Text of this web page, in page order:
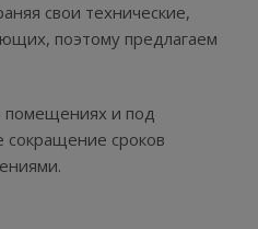
свои технические,
поэтому предлагаем
помещениях и под
сроков